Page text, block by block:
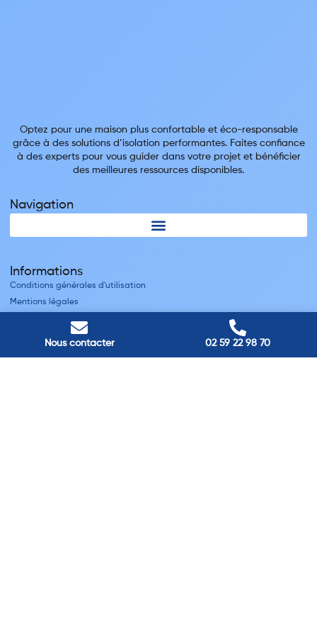
Nous contacter 02 59 22 98 70
Optez pour une maison plus confortable et éco-responsable
grâce à des solutions d’isolation performantes. Faites confiance
à des experts pour vous guider dans votre projet et bénéficier
des meilleures ressources disponibles.
Navigation
Informations
Conditions générales d'utilisation
Mentions légales